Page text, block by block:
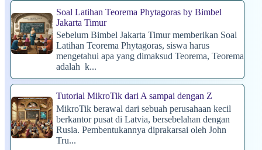
Soal Latihan Teorema Phytagoras by Bimbel
Jakarta Timur
Sebelum Bimbel Jakarta Timur memberikan Soal
Latihan Teorema Phytagoras, siswa harus
mengetahui apa yang dimaksud Teorema, Teorema
adalah k...
Tutorial MikroTik dari A sampai dengan Z
MikroTik berawal dari sebuah perusahaan kecil
berkantor pusat di Latvia, bersebelahan dengan
Rusia. Pembentukannya diprakarsai oleh John
Tru...